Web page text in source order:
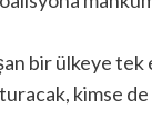
bir ülkeye tek
kimse de